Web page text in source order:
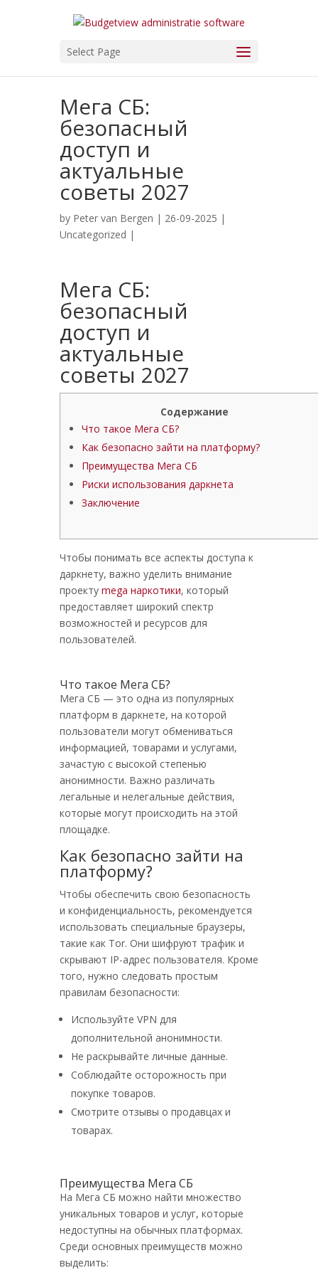
Select Page
Мега СБ:
безопасный
доступ и
актуальные
советы 2027
by Peter van Bergen | 26-09-2025 |
Uncategorized |
Мега СБ:
безопасный
доступ и
актуальные
советы 2027
Содержание
Что такое Мега СБ?
Как безопасно зайти на платформу?
Преимущества Мега СБ
Риски использования даркнета
Заключение
Чтобы понимать все аспекты доступа к
даркнету, важно уделить внимание
проекту mega наркотики, который
предоставляет широкий спектр
возможностей и ресурсов для
пользователей.
Что такое Мега СБ?
Мега СБ — это одна из популярных
платформ в даркнете, на которой
пользователи могут обмениваться
информацией, товарами и услугами,
зачастую с высокой степенью
анонимности. Важно различать
легальные и нелегальные действия,
которые могут происходить на этой
площадке.
Как безопасно зайти на
платформу?
Чтобы обеспечить свою безопасность
и конфиденциальность, рекомендуется
использовать специальные браузеры,
такие как Tor. Они шифруют трафик и
скрывают IP-адрес пользователя. Кроме
того, нужно следовать простым
правилам безопасности:
Используйте VPN для
дополнительной анонимности.
Не раскрывайте личные данные.
Соблюдайте осторожность при
покупке товаров.
Смотрите отзывы о продавцах и
товарах.
Преимущества Мега СБ
На Мега СБ можно найти множество
уникальных товаров и услуг, которые
недоступны на обычных платформах.
Среди основных преимуществ можно
выделить: